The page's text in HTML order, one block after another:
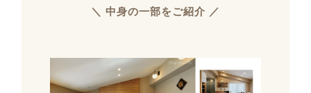
＼ 中身の一部をご紹介 ／